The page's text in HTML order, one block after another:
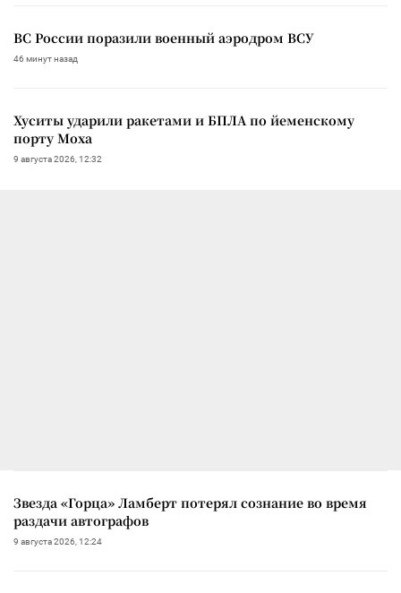
ВС России поразили военный аэродром ВСУ
46 минут назад
Хуситы ударили ракетами и БПЛА по йеменскому
порту Моха
9 августа 2026, 12:32
Звезда «Горца» Ламберт потерял сознание во время
раздачи автографов
9 августа 2026, 12:24